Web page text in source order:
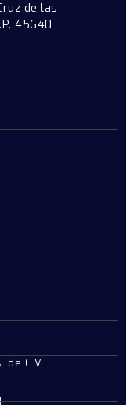
de las
45640
de C.V.